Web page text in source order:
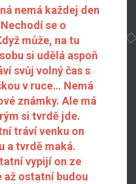
nemá každej den
se o
může, na tu
si udělá aspoň
svůj volný čas s
v ruce… Nemá
známky. Ale má
si tvrdě jde.
tráví venku on
a tvrdě maká.
vypijí on ze
až ostatní budou